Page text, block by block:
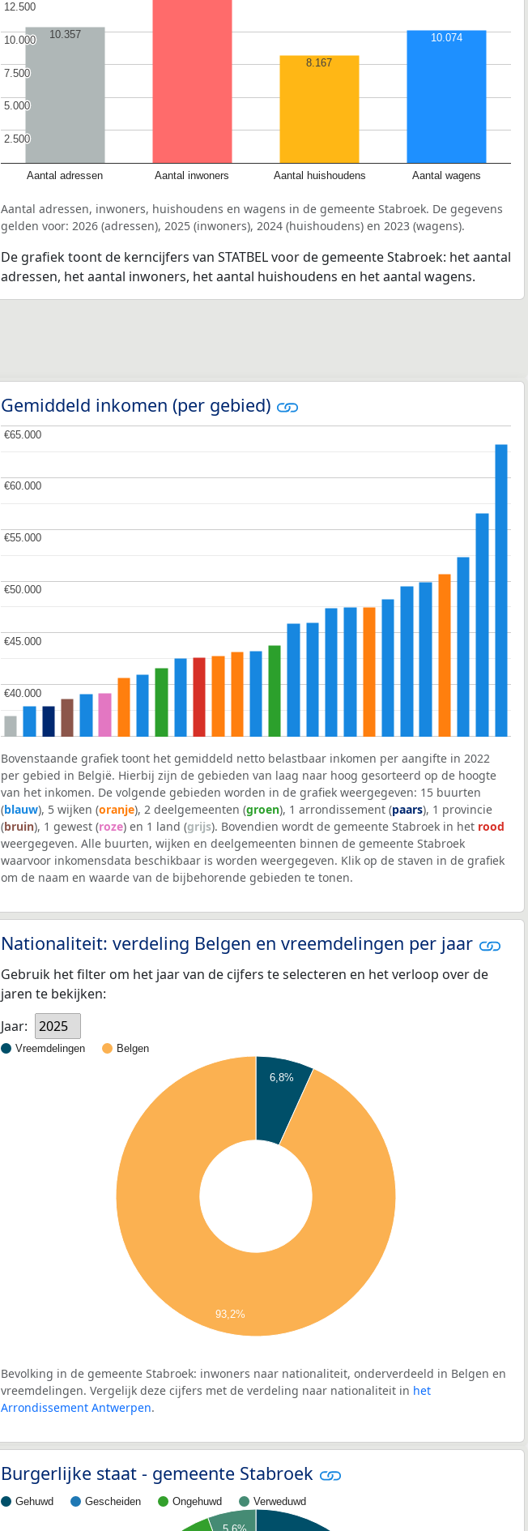
Aantal adressen Aantal inwoners Aantal huishoudens Aantal wagens
2.500
2.500
5.000
5.000
7.500
7.500
10.000
10.000
12.500
12.500
10.357
8.167
10.074
Aantal adressen, inwoners, huishoudens en wagens in de gemeente Stabroek. De gegevens
gelden voor: 2026 (adressen), 2025 (inwoners), 2024 (huishoudens) en 2023 (wagens).
De grafiek toont de kerncijfers van STATBEL voor de gemeente Stabroek: het aantal
adressen, het aantal inwoners, het aantal huishoudens en het aantal wagens.
Gemiddeld inkomen (per gebied)
€40.000
€40.000
€45.000
€45.000
€50.000
€50.000
€55.000
€55.000
€60.000
€60.000
€65.000
€65.000
Bovenstaande grafiek toont het gemiddeld netto belastbaar inkomen per aangifte in 2022
per gebied in België. Hierbij zijn de gebieden van laag naar hoog gesorteerd op de hoogte
van het inkomen. De volgende gebieden worden in de grafiek weergegeven: 15 buurten
(blauw), 5 wijken (oranje), 2 deelgemeenten (groen), 1 arrondissement (paars), 1 provincie
(bruin), 1 gewest (roze) en 1 land (grijs). Bovendien wordt de gemeente Stabroek in het rood
weergegeven. Alle buurten, wijken en deelgemeenten binnen de gemeente Stabroek
waarvoor inkomensdata beschikbaar is worden weergegeven. Klik op de staven in de grafiek
om de naam en waarde van de bijbehorende gebieden te tonen.
Nationaliteit: verdeling Belgen en vreemdelingen per jaar
Gebruik het filter om het jaar van de cijfers te selecteren en het verloop over de
jaren te bekijken:
Jaar:
2025
Vreemdelingen Belgen
6,8%
93,2%
Bevolking in de gemeente Stabroek: inwoners naar nationaliteit, onderverdeeld in Belgen en
vreemdelingen. Vergelijk deze cijfers met de verdeling naar nationaliteit in het
Arrondissement Antwerpen.
Burgerlijke staat - gemeente Stabroek
Gehuwd Gescheiden Ongehuwd Verweduwd